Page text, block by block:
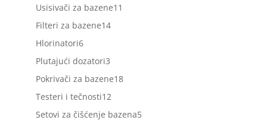
proizvoda
Usisivači za bazene11
Filteri za bazene1414
Hlorinatori66
proizvoda
Plutajući dozatori33
proizvoda
Pokrivači za bazene1818
Testeri i tečnosti1212
proizvoda
Setovi za čišćenje bazena55